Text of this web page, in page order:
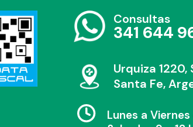
Consultas
341 644
Urquiza
Santa Fe,
Lunes a Viernes